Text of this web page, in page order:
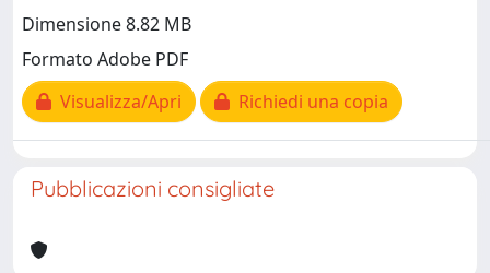
Dimensione 8.82 MB
Formato Adobe PDF
Visualizza/Apri
Richiedi una copia
Pubblicazioni consigliate